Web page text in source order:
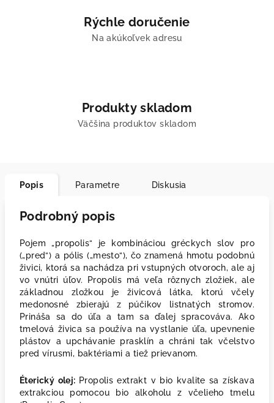
Rýchle doručenie
Na akúkoľvek adresu
Produkty skladom
Väčšina produktov skladom
Popis Parametre Diskusia
Podrobný popis
Pojem „propolis“ je kombináciou gréckych slov pro
(„pred“) a pólis („mesto“), čo znamená hmotu podobnú
živici, ktorá sa nachádza pri vstupných otvoroch, ale aj
vo vnútri úľov. Propolis má veľa rôznych zložiek, ale
základnou zložkou je živicová látka, ktorú včely
medonosné zbierajú z púčikov listnatých stromov.
Prináša sa do úľa a tam sa ďalej spracováva. Ako
tmelová živica sa používa na vystlanie úľa, upevnenie
plástov a upchávanie prasklín a chráni tak včelstvo
pred vírusmi, baktériami a tiež prievanom.
Éterický olej: Propolis extrakt v bio kvalite sa získava
extrakciou pomocou bio alkoholu z včelieho tmelu